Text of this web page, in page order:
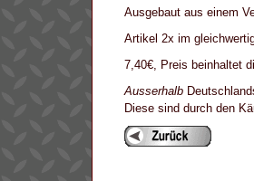
Ausgebaut aus einem
Artikel 2x im
7,40€, Preis beinhaltet
Ausserhalb
Diese sind durch den